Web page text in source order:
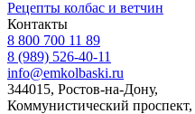
Рецепты колбас и ветчин
Контакты
8 800 700 11 89
8 (989) 526-40-11
info@emkolbaski.ru
344015, Ростов-на-Дону,
Коммунистический